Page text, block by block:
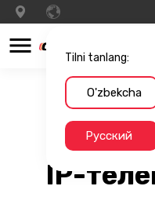
Tilni tanlang:
O'zbekcha
Русский
IP-